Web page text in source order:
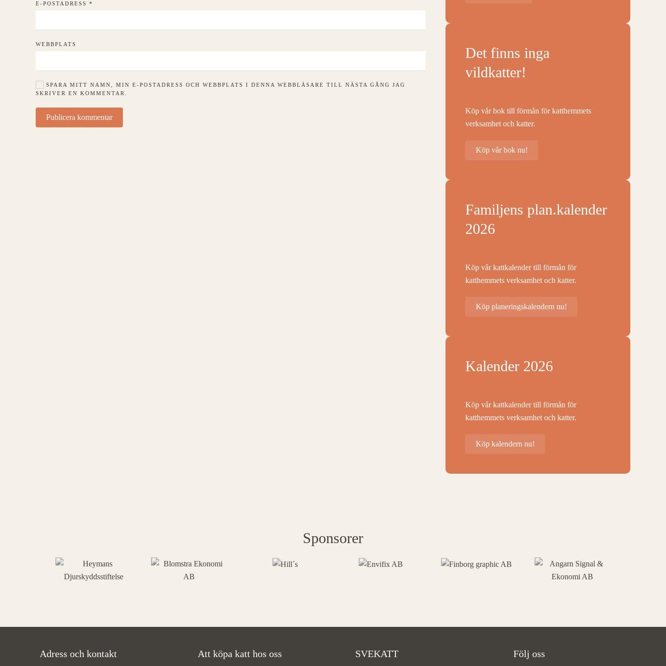
E-POSTADRESS *
WEBBPLATS
SPARA MITT NAMN, MIN E-POSTADRESS OCH WEBBPLATS I DENNA WEBBLÄSARE TILL NÄSTA GÅNG JAG
SKRIVER EN KOMMENTAR.
Publicera kommentar
Det finns inga
vildkatter!
Köp vår bok till förmån för katthemmets
verksamhet och katter.
Köp vår bok nu!
Familjens plan.kalender
2026
Köp vår kattkalender till förmån för
katthemmets verksamhet och katter.
Köp planeringskalendern nu!
Kalender 2026
Köp vår kattkalender till förmån för
katthemmets verksamhet och katter.
Köp kalendern nu!
Sponsorer
Adress och kontakt Att köpa katt hos oss SVEKATT Följ oss